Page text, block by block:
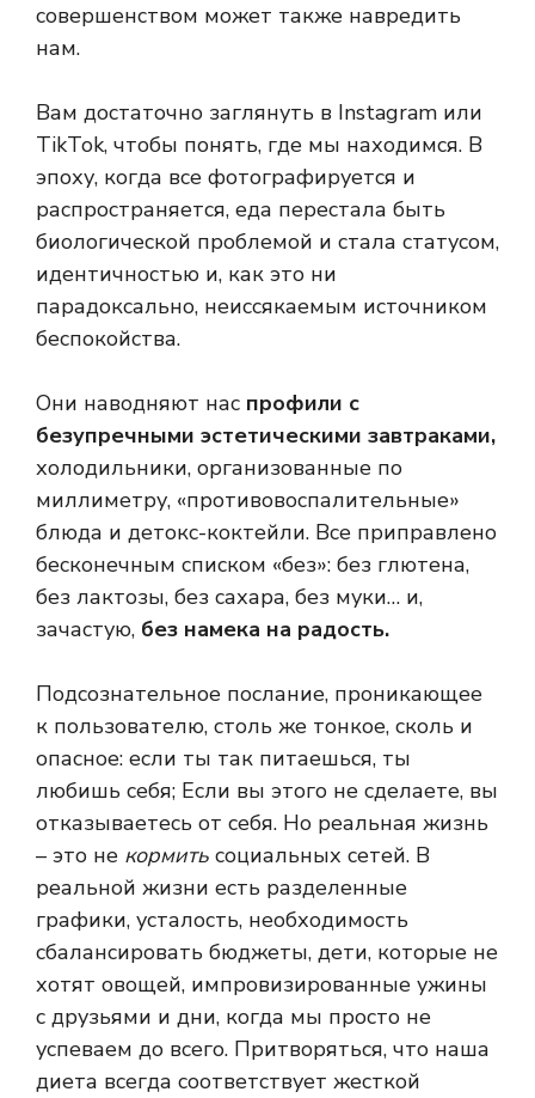
совершенством может также навредить
нам.
Вам достаточно заглянуть в Instagram или
TikTok, чтобы понять, где мы находимся. В
эпоху, когда все фотографируется и
распространяется, еда перестала быть
биологической проблемой и стала статусом,
идентичностью и, как это ни
парадоксально, неиссякаемым источником
беспокойства.
Они наводняют нас профили с
безупречными эстетическими завтраками,
холодильники, организованные по
миллиметру, «противовоспалительные»
блюда и детокс-коктейли. Все приправлено
бесконечным списком «без»: без глютена,
без лактозы, без сахара, без муки… и,
зачастую, без намека на радость.
Подсознательное послание, проникающее
к пользователю, столь же тонкое, сколь и
опасное: если ты так питаешься, ты
любишь себя; Если вы этого не сделаете, вы
отказываетесь от себя. Но реальная жизнь
– это не кормить социальных сетей. В
реальной жизни есть разделенные
графики, усталость, необходимость
сбалансировать бюджеты, дети, которые не
хотят овощей, импровизированные ужины
с друзьями и дни, когда мы просто не
успеваем до всего. Притворяться, что наша
диета всегда соответствует жесткой